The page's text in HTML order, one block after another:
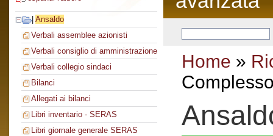
Ansaldo
Verbali assemblee azionisti
Verbali consiglio di amministrazione
Verbali collegio sindaci
Bilanci
Allegati ai bilanci
Libri inventario - SERAS
Libri giornale generale SERAS
Home »